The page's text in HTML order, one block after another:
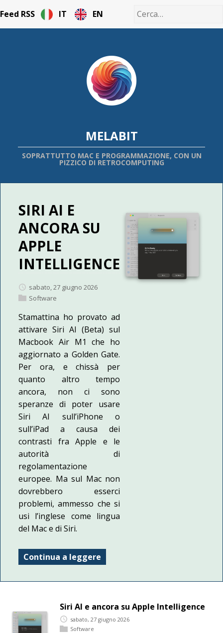
Feed RSS IT EN
MELABIT
SOPRATTUTTO MAC E PROGRAMMAZIONE, CON UN
PIZZICO DI RETROCOMPUTING
SIRI AI E
ANCORA SU
APPLE
INTELLIGENCE
sabato, 27 giugno 2026
Software
Stamattina ho provato ad
attivare Siri AI (Beta) sul
Macbook Air M1 che ho
aggiornato a Golden Gate.
Per ora, e chissà per
quanto altro tempo
ancora, non ci sono
speranze di poter usare
Siri AI sull’iPhone o
sull’iPad a causa dei
contrasti fra Apple e le
autorità di
regolamentazione
europee. Ma sul Mac non
dovrebbero esserci
problemi, ammesso che si
usi l’inglese come lingua
del Mac e di Siri.
Continua a leggere
Siri AI e ancora su Apple Intelligence
sabato, 27 giugno 2026
Software